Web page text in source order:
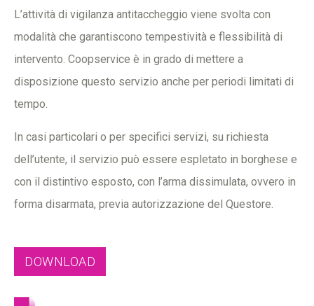
L’attività di vigilanza antitaccheggio viene svolta con
modalità che garantiscono tempestività e flessibilità di
intervento. Coopservice è in grado di mettere a
disposizione questo servizio anche per periodi limitati di
tempo.
In casi particolari o per specifici servizi, su richiesta
dell’utente, il servizio può essere espletato in borghese e
con il distintivo esposto, con l’arma dissimulata, ovvero in
forma disarmata, previa autorizzazione del Questore.
DOWNLOAD